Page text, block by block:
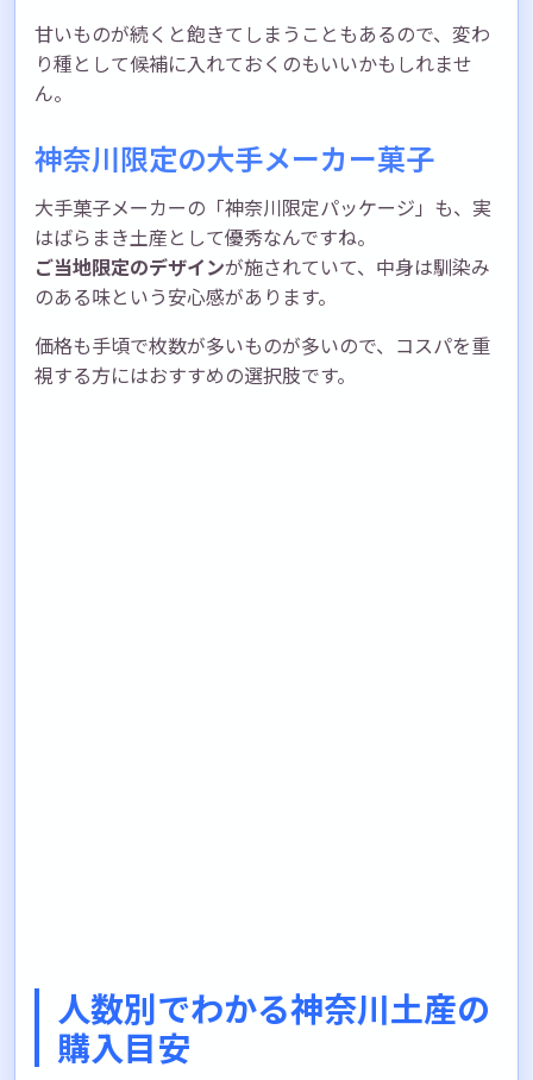
甘いものが続くと飽きてしまうこともあるので、変わ
り種として候補に入れておくのもいいかもしれませ
ん。
神奈川限定の大手メーカー菓子
大手菓子メーカーの「神奈川限定パッケージ」も、実
はばらまき土産として優秀なんですね。
ご当地限定のデザインが施されていて、中身は馴染み
のある味という安心感があります。
価格も手頃で枚数が多いものが多いので、コスパを重
視する方にはおすすめの選択肢です。
人数別でわかる神奈川土産の
購入目安